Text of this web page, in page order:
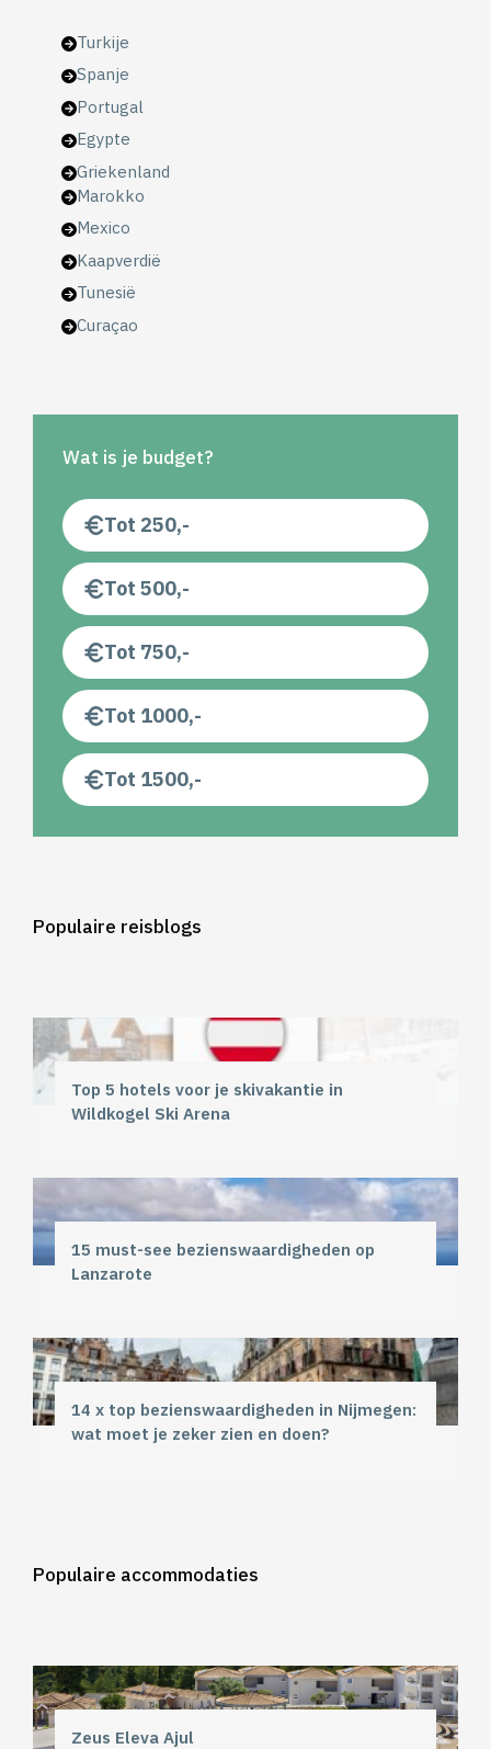
Turkije
Spanje
Portugal
Egypte
Griekenland
Marokko
Mexico
Kaapverdië
Tunesië
Curaçao
Wat is je budget?
Tot 250,-
Tot 500,-
Tot 750,-
Tot 1000,-
Tot 1500,-
Populaire reisblogs
Top 5 hotels voor je skivakantie in
Wildkogel Ski Arena
15 must-see bezienswaardigheden op
Lanzarote
14 x top bezienswaardigheden in Nijmegen:
wat moet je zeker zien en doen?
Populaire accommodaties
Zeus Eleva Ajul